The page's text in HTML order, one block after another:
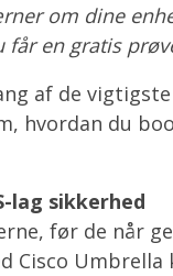
om dine
får en gratis
af de
hvordan du
lag sikkerhed
før de når
Umbrella